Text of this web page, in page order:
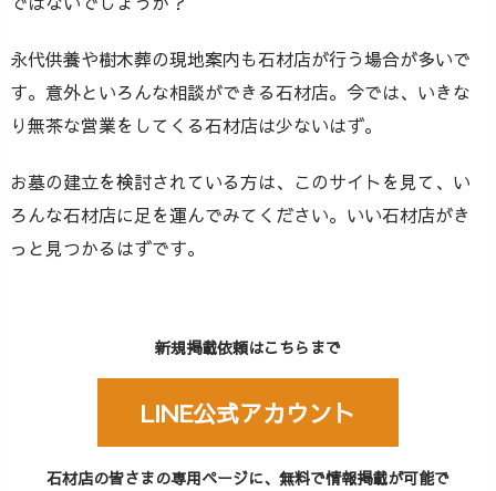
永代供養や樹木葬の現地案内も石材店が行う場合が多いで
す。意外といろんな相談ができる石材店。今では、いきな
り無茶な営業をしてくる石材店は少ないはず。
お墓の建立を検討されている方は、このサイトを見て、い
ろんな石材店に足を運んでみてください。いい石材店がき
っと見つかるはずです。
新規掲載依頼はこちらまで
LINE公式アカウント
石材店の皆さまの専用ページに、無料で情報掲載が可能で